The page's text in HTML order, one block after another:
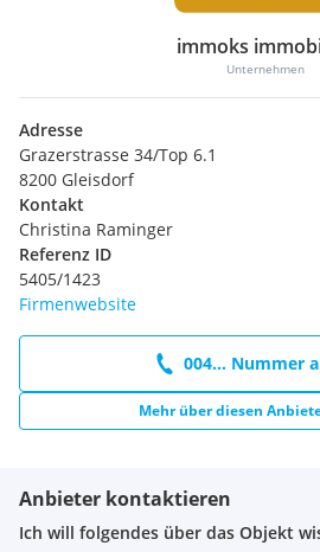
immoks
Unternehmen
Adresse
Grazerstrasse 34/Top 6.1
8200 Gleisdorf
Kontakt
Christina Raminger
Referenz ID
5405/1423
Firmenwebsite
004... Nummer
Mehr über diesen
Anbieter kontaktieren
Ich will folgendes über das Objekt